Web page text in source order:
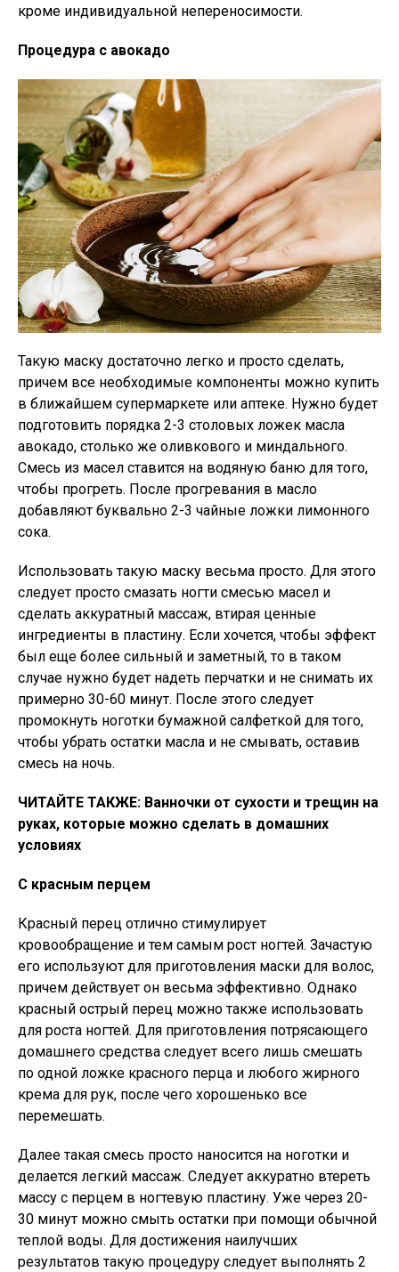
кроме индивидуальной непереносимости.
Процедура с авокадо
Такую маску достаточно легко и просто сделать,
причем все необходимые компоненты можно купить
в ближайшем супермаркете или аптеке. Нужно будет
подготовить порядка 2-3 столовых ложек масла
авокадо, столько же оливкового и миндального.
Смесь из масел ставится на водяную баню для того,
чтобы прогреть. После прогревания в масло
добавляют буквально 2-3 чайные ложки лимонного
сока.
Использовать такую маску весьма просто. Для этого
следует просто смазать ногти смесью масел и
сделать аккуратный массаж, втирая ценные
ингредиенты в пластину. Если хочется, чтобы эффект
был еще более сильный и заметный, то в таком
случае нужно будет надеть перчатки и не снимать их
примерно 30-60 минут. После этого следует
промокнуть ноготки бумажной салфеткой для того,
чтобы убрать остатки масла и не смывать, оставив
смесь на ночь.
ЧИТАЙТЕ ТАКЖЕ: Ванночки от сухости и трещин на
руках, которые можно сделать в домашних
условиях
С красным перцем
Красный перец отлично стимулирует
кровообращение и тем самым рост ногтей. Зачастую
его используют для приготовления маски для волос,
причем действует он весьма эффективно. Однако
красный острый перец можно также использовать
для роста ногтей. Для приготовления потрясающего
домашнего средства следует всего лишь смешать
по одной ложке красного перца и любого жирного
крема для рук, после чего хорошенько все
перемешать.
Далее такая смесь просто наносится на ноготки и
делается легкий массаж. Следует аккуратно втереть
массу с перцем в ногтевую пластину. Уже через 20-
30 минут можно смыть остатки при помощи обычной
теплой воды. Для достижения наилучших
результатов такую процедуру следует выполнять 2